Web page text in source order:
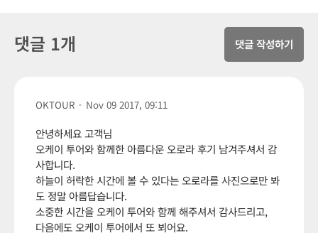
댓글 1개 댓글 작성하기
OKTOUR · Nov 09 2017, 09:11
안녕하세요 고객님
오케이 투어와 함께한 아름다운 오로라 후기 남겨주셔서 감
사합니다.
하늘이 허락한 시간에 볼 수 있다는 오로라를 사진으로만 봐
도 정말 아름답습니다.
소중한 시간을 오케이 투어와 함께 해주셔서 감사드리고,
다음에도 오케이 투어에서 또 뵈어요.